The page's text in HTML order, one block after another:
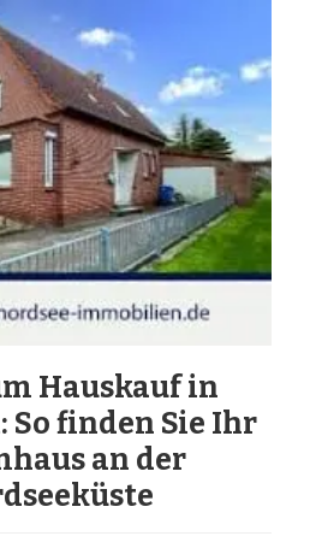
Hauskauf in
So finden Sie Ihr
an der